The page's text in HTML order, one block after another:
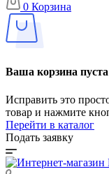
0 Корзина
Ваша корзина пуста
Исправить это
товар и нажмите
Перейти в каталог
Подать заявку